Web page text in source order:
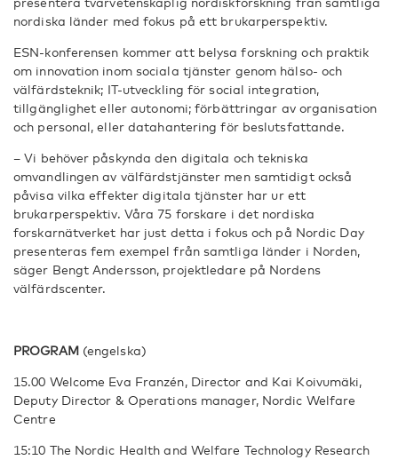
nordiska länder med fokus på ett brukarperspektiv.
ESN-konferensen kommer att belysa forskning och praktik
om innovation inom sociala tjänster genom hälso- och
välfärdsteknik; IT-utveckling för social integration,
tillgänglighet eller autonomi; förbättringar av organisation
och personal, eller datahantering för beslutsfattande.
– Vi behöver påskynda den digitala och tekniska
omvandlingen av välfärdstjänster men samtidigt också
påvisa vilka effekter digitala tjänster har ur ett
brukarperspektiv. Våra 75 forskare i det nordiska
forskarnätverket har just detta i fokus och på Nordic Day
presenteras fem exempel från samtliga länder i Norden,
säger Bengt Andersson, projektledare på Nordens
välfärdscenter.
PROGRAM(engelska)
15.00 Welcome Eva Franzén, Director and Kai Koivumäki,
Deputy Director & Operations manager, Nordic Welfare
Centre
15:10 The Nordic Health and Welfare Technology Research